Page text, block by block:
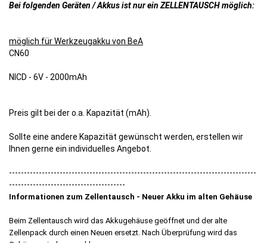
Bei folgenden Geräten / Akkus ist nur ein ZELLENTAUSCH möglich:
möglich für Werkzeugakku von BeA
CN60
NICD - 6V - 2000mAh
Preis gilt bei der o.a. Kapazität (mAh).
Sollte eine andere Kapazität gewünscht werden, erstellen wir
Ihnen gerne ein individuelles Angebot.
-----------------------------------------------------------------------------------
---------------------------------------
Informationen zum Zellentausch - Neuer Akku im alten Gehäuse
Beim Zellentausch wird das Akkugehäuse geöffnet und der alte
Zellenpack durch einen Neuen ersetzt. Nach Überprüfung wird das